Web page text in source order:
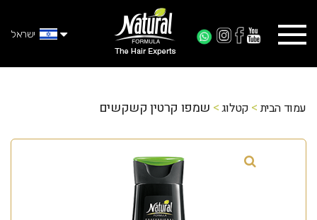
ישראל
עמוד הבית> קטלוג> שמפו קרטין קשקשים